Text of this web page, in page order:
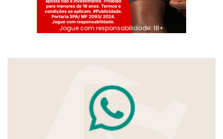
Jogue com responsabilidade. 18+